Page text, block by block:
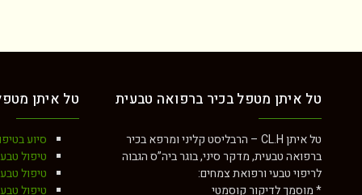
טל איתן מטפל בכיר ברפואה טבעית
טל איתן CL.H – הרבליסט קליני ומרפא בכיר
ברפואה טבעית, מדקר סיני, בוגר ביה”ס הגבוה
לריפוי טבעי ורפואת צמחים:
* מוסמך לדיקור קוסמטי
טל איתן
סיוע
טיפול
טיפול
טיפול